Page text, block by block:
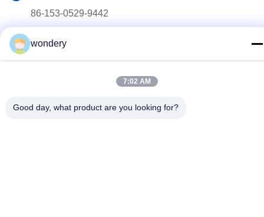
86-153-0529-9442
wondery
7:02 AM
Good day, what product are you looking for?